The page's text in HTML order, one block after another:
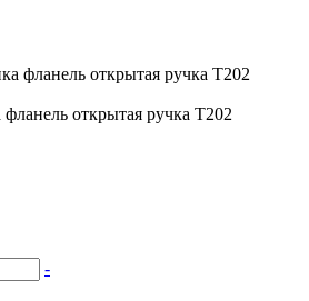
открытая ручка Т202
-